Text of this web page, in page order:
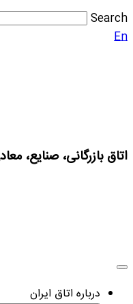
Search
En
اتاق بازرگانی، صنایع،
درباره اتاق ایران